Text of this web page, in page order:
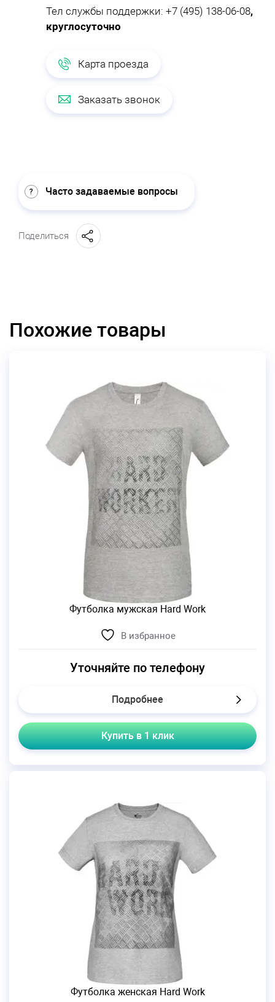
Тел службы поддержки: +7 (495) 138-06-08,
круглосуточно
Карта проезда
Заказать звонок
Часто задаваемые вопросы
Поделиться
Похожие товары
Футболка мужская Hard Work
В избранное
Уточняйте по телефону
Подробнее
Купить в 1 клик
Футболка женская Hard Work